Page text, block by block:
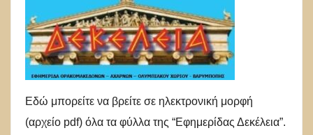
Εδώ μπορείτε να βρείτε σε ηλεκτρονική μορφή
(αρχείο pdf) όλα τα φύλλα της “Εφημερίδας Δεκέλεια”.